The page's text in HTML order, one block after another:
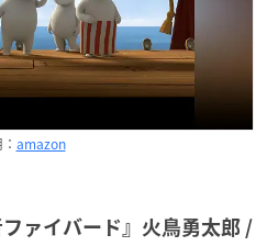
amazon
ァイバード』火鳥勇太郎 /